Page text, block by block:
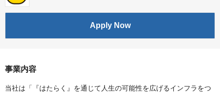
Apply Now
事業内容
当社は「『はたらく』を通じて人生の可能性を広げるインフラをつ